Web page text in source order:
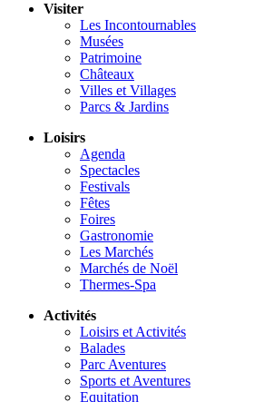
Visiter
Les Incontournables
Musées
Patrimoine
Châteaux
Villes et Villages
Parcs & Jardins
Loisirs
Agenda
Spectacles
Festivals
Fêtes
Foires
Gastronomie
Les Marchés
Marchés de Noël
Thermes-Spa
Activités
Loisirs et Activités
Balades
Parc Aventures
Sports et Aventures
Equitation